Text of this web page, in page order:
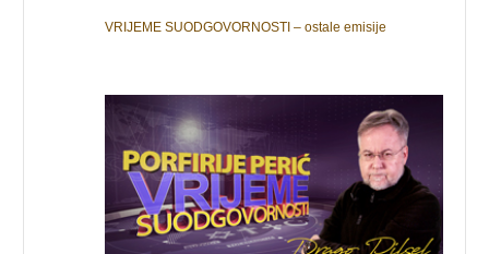
VRIJEME SUODGOVORNOSTI – ostale emisije